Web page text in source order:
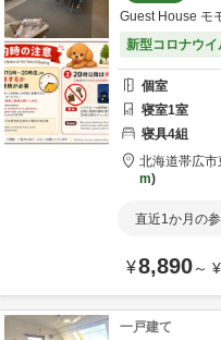
Guest House モ
新型コロナウイ
個室
寝室1室
寝具4組
北海道帯広市
m
直近1か月の
¥8,890～ ¥
一戸建て